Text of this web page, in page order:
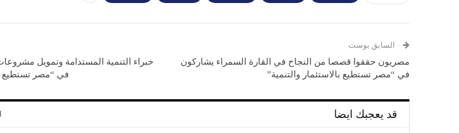
السابق بوست
مصريون حققوا قصصا من النجاح في القارة السمراء يشاركون
في “مصر تستطيع بالاستثمار والتنمية”
خبراء التنمية المستدامة وتمويل
في “مصر تستطيع
قد يعجبك ايضا